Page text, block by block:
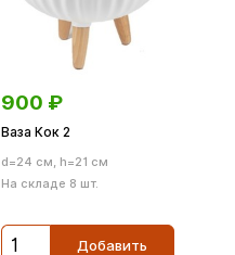
900 ₽
Ваза Кок 2
d=24 см, h=21 см
На складе 8 шт.
Добавить